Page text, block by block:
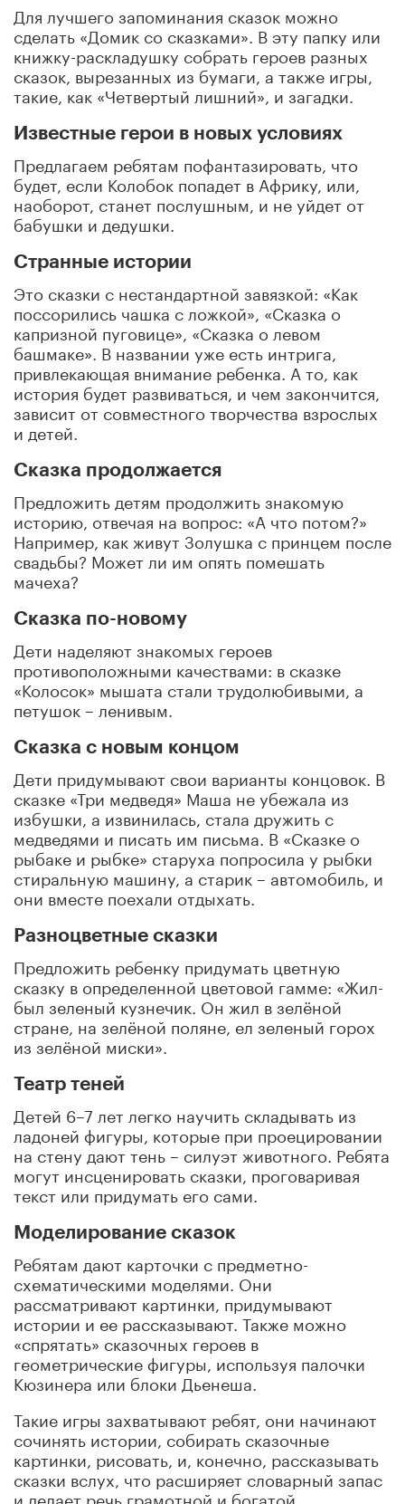
Для лучшего запоминания сказок можно
сделать «Домик со сказками». В эту папку или
книжку-раскладушку собрать героев разных
сказок, вырезанных из бумаги, а также игры,
такие, как «Четвертый лишний», и загадки.
Известные герои в новых условиях
Предлагаем ребятам пофантазировать, что
будет, если Колобок попадет в Африку, или,
наоборот, станет послушным, и не уйдет от
бабушки и дедушки.
Странные истории
Это сказки с нестандартной завязкой: «Как
поссорились чашка с ложкой», «Сказка о
капризной пуговице», «Сказка о левом
башмаке». В названии уже есть интрига,
привлекающая внимание ребенка. А то, как
история будет развиваться, и чем закончится,
зависит от совместного творчества взрослых
и детей.
Сказка продолжается
Предложить детям продолжить знакомую
историю, отвечая на вопрос: «А что потом?»
Например, как живут Золушка с принцем после
свадьбы? Может ли им опять помешать
мачеха?
Сказка по-новому
Дети наделяют знакомых героев
противоположными качествами: в сказке
«Колосок» мышата стали трудолюбивыми, а
петушок – ленивым.
Сказка с новым концом
Дети придумывают свои варианты концовок. В
сказке «Три медведя» Маша не убежала из
избушки, а извинилась, стала дружить с
медведями и писать им письма. В «Сказке о
рыбаке и рыбке» старуха попросила у рыбки
стиральную машину, а старик – автомобиль, и
они вместе поехали отдыхать.
Разноцветные сказки
Предложить ребенку придумать цветную
сказку в определенной цветовой гамме: «Жил-
был зеленый кузнечик. Он жил в зелёной
стране, на зелёной поляне, ел зеленый горох
из зелёной миски».
Театр теней
Детей 6–7 лет легко научить складывать из
ладоней фигуры, которые при проецировании
на стену дают тень – силуэт животного. Ребята
могут инсценировать сказки, проговаривая
текст или придумать его сами.
Моделирование сказок
Ребятам дают карточки с предметно-
схематическими моделями. Они
рассматривают картинки, придумывают
истории и ее рассказывают. Также можно
«спрятать» сказочных героев в
геометрические фигуры, используя палочки
Кюзинера или блоки Дьенеша.
Такие игры захватывают ребят, они начинают
сочинять истории, собирать сказочные
картинки, рисовать, и, конечно, рассказывать
сказки вслух, что расширяет словарный запас
и делает речь грамотной и богатой.